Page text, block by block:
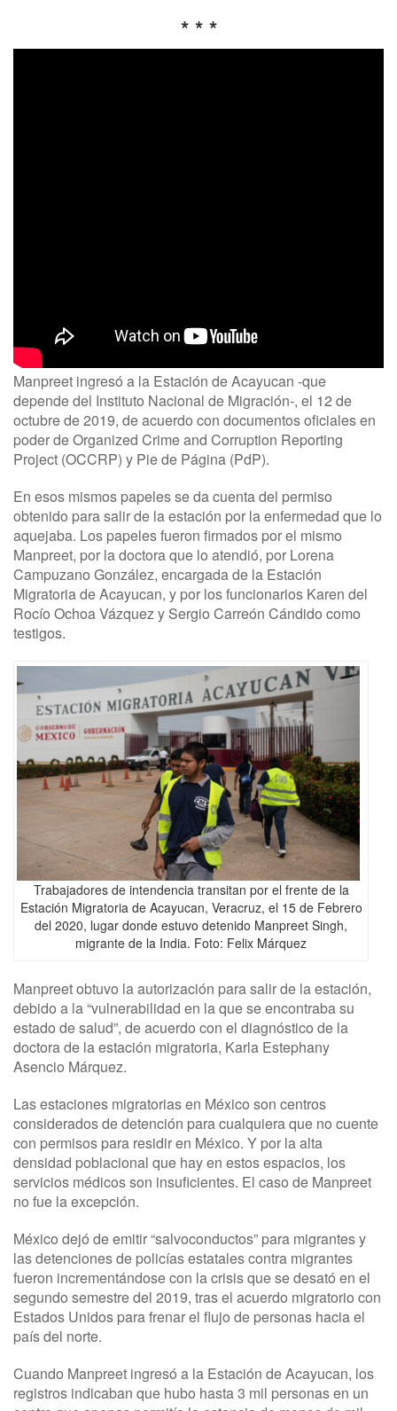
* * *
Manpreet ingresó a la Estación de Acayucan -que
depende del Instituto Nacional de Migración-, el 12 de
octubre de 2019, de acuerdo con documentos oficiales en
poder de Organized Crime and Corruption Reporting
Project (OCCRP) y Pie de Página (PdP).
En esos mismos papeles se da cuenta del permiso
obtenido para salir de la estación por la enfermedad que lo
aquejaba. Los papeles fueron firmados por el mismo
Manpreet, por la doctora que lo atendió, por Lorena
Campuzano González, encargada de la Estación
Migratoria de Acayucan, y por los funcionarios Karen del
Rocío Ochoa Vázquez y Sergio Carreón Cándido como
testigos.
Trabajadores de intendencia transitan por el frente de la
Estación Migratoria de Acayucan, Veracruz, el 15 de Febrero
del 2020, lugar donde estuvo detenido Manpreet Singh,
migrante de la India. Foto: Felix Márquez
Manpreet obtuvo la autorización para salir de la estación,
debido a la “vulnerabilidad en la que se encontraba su
estado de salud”, de acuerdo con el diagnóstico de la
doctora de la estación migratoria, Karla Estephany
Asencio Márquez.
Las estaciones migratorias en México son centros
considerados de detención para cualquiera que no cuente
con permisos para residir en México. Y por la alta
densidad poblacional que hay en estos espacios, los
servicios médicos son insuficientes. El caso de Manpreet
no fue la excepción.
México dejó de emitir “salvoconductos” para migrantes y
las detenciones de policías estatales contra migrantes
fueron incrementándose con la crisis que se desató en el
segundo semestre del 2019, tras el acuerdo migratorio con
Estados Unidos para frenar el flujo de personas hacia el
país del norte.
Cuando Manpreet ingresó a la Estación de Acayucan, los
registros indicaban que hubo hasta 3 mil personas en un